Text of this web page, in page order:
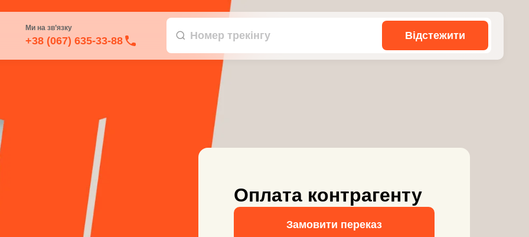
Ми на зв’язку
+38 (067) 635-33-88 Відстежити
Оплата контрагенту
Замовити переказ